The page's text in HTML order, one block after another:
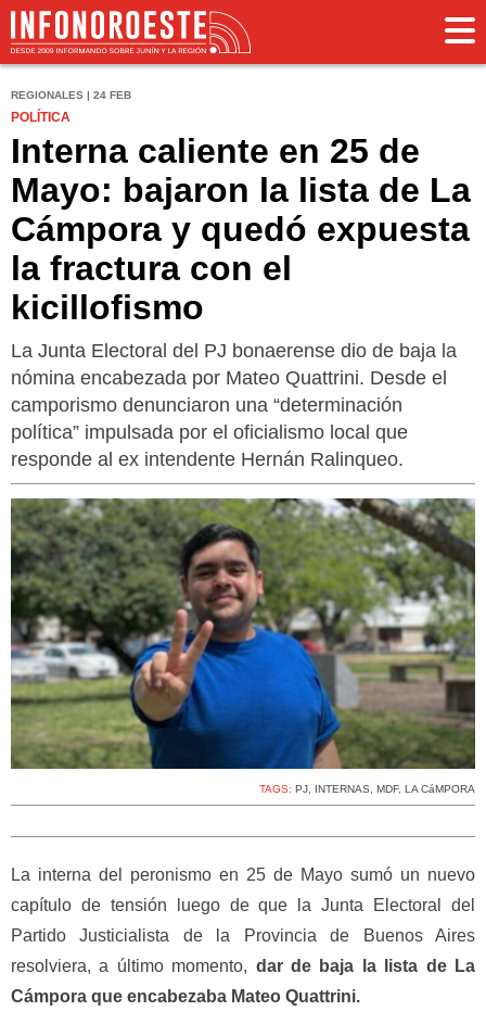
REGIONALES | 24 FEB
POLÍTICA
Interna caliente en 25 de
Mayo: bajaron la lista de La
Cámpora y quedó expuesta
la fractura con el
kicillofismo
La Junta Electoral del PJ bonaerense dio de baja la
nómina encabezada por Mateo Quattrini. Desde el
camporismo denunciaron una “determinación
política” impulsada por el oficialismo local que
responde al ex intendente Hernán Ralinqueo.
TAGS: PJ, INTERNAS, MDF, LA CáMPORA
La interna del peronismo en 25 de Mayo sumó un nuevo
capítulo de tensión luego de que la Junta Electoral del
Partido Justicialista de la Provincia de Buenos Aires
resolviera, a último momento, dar de baja la lista de La
Cámpora que encabezaba Mateo Quattrini.